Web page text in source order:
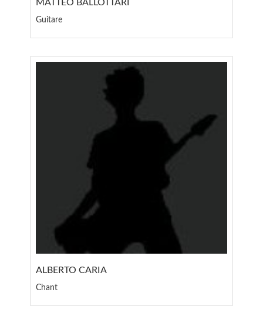
MATTEO BALLOTTARI
Guitare
ALBERTO CARIA
Chant